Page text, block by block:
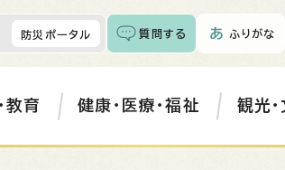
防災ポータル 質問する ふりがな
教育 健康・医療・福祉 観光